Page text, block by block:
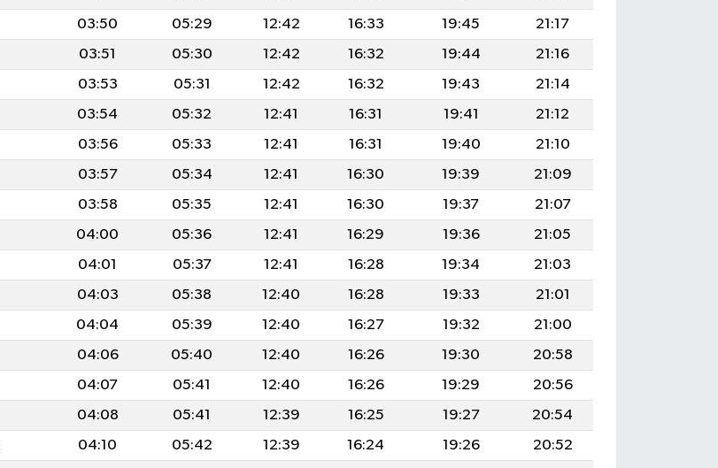
03:50 05:29 12:42 16:33 19:45
21:17
03:51 05:30 12:42 16:32 19:44
21:16
03:53 05:31 12:42 16:32 19:43
21:14
03:54 05:32 12:41 16:31 19:41
21:12
03:56 05:33 12:41 16:31 19:40
21:10
03:57 05:34 12:41 16:30 19:39
21:09
03:58 05:35 12:41 16:30 19:37
21:07
04:00 05:36 12:41 16:29 19:36
21:05
04:01 05:37 12:41 16:28 19:34
21:03
04:03 05:38 12:40 16:28 19:33
21:01
04:04 05:39 12:40 16:27 19:32
21:00
04:06 05:40 12:40 16:26 19:30
20:58
04:07 05:41 12:40 16:26 19:29
20:56
04:08 05:41 12:39 16:25 19:27
20:54
04:10 05:42 12:39 16:24 19:26 20:52